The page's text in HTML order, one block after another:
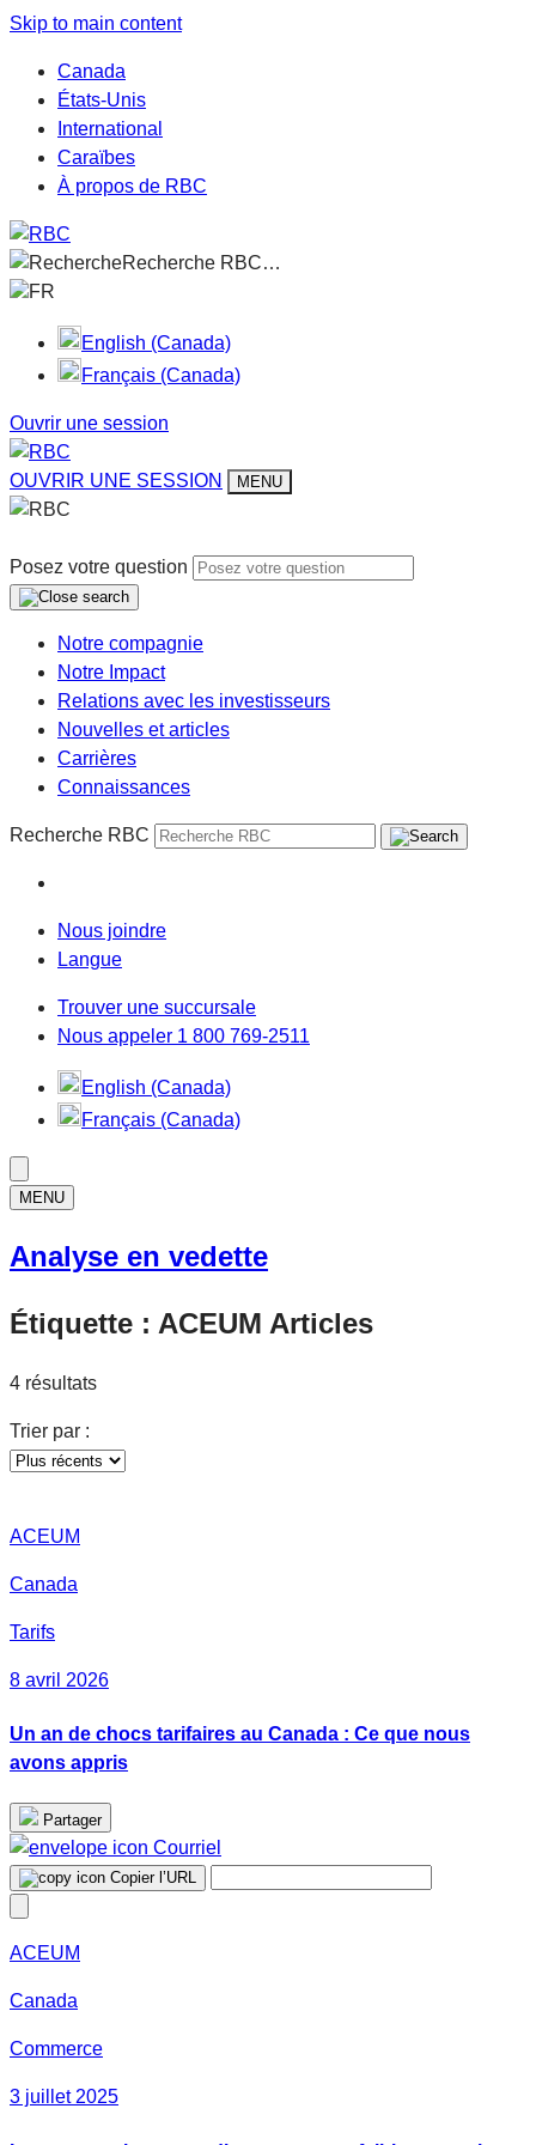
Skip to main content
Canada
États-Unis
International
Caraïbes
À propos de RBC
Recherche RBC…
FR
English (Canada)
Français (Canada)
Ouvrir une session
OUVRIR UNE SESSION MENU
Posez votre question
Notre compagnie
Notre Impact
Relations avec les investisseurs
Nouvelles et articles
Carrières
Connaissances
Recherche RBC
Nous joindre
Langue
Trouver une succursale
Nous appeler 1 800 769-2511
English (Canada)
Français (Canada)
MENU
Analyse en vedette
Étiquette : ACEUM Articles
4 résultats
Trier par :
ACEUM
Canada
Tarifs
8 avril 2026
Un an de chocs tarifaires au Canada : Ce que nous
avons appris
Partager
Courriel
Copier l’URL
ACEUM
Canada
Commerce
3 juillet 2025